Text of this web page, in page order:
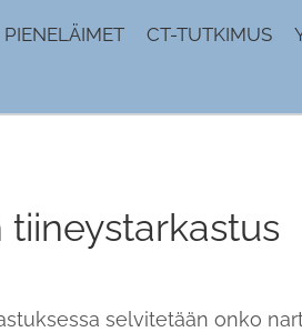
PIENELÄIMET CT-TUTKIMUS
tiineystarkastus
selvitetään onko